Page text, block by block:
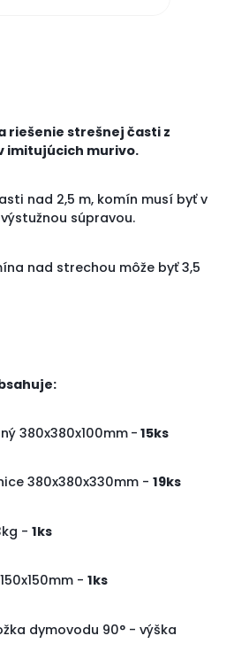
riešenie strešnej časti z
imitujúcich murivo.
nad 2,5 m, komín musí byť v
súpravou.
nad strechou môže byť 3,5
380x380x100mm- 15ks
380x380x330mm -19ks
-1ks
-1ks
dymovodu 90° - výška